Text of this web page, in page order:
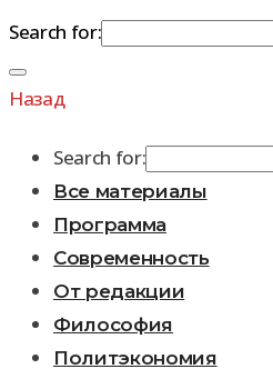
Search for:
Перейти
к
Назад
Search for:
Все материалы
Программа
Современность
От редакции
Философия
Политэкономия